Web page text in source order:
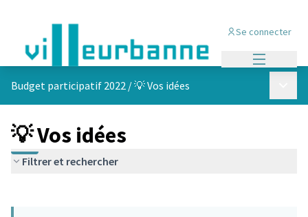
Se connecter
Budget participatif 2022 /💡 Vos idées
💡 Vos idées
Filtrer et rechercher